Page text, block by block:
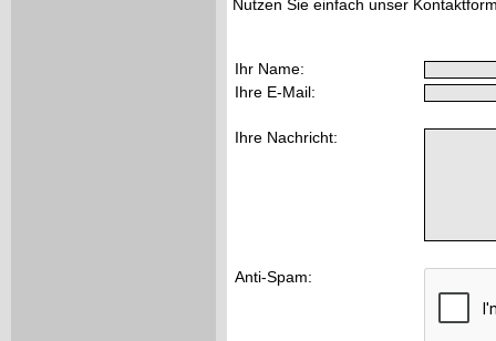
Nutzen Sie einfach unser
Ihr Name:
Ihre E-Mail:
Ihre Nachricht:
Anti-Spam: